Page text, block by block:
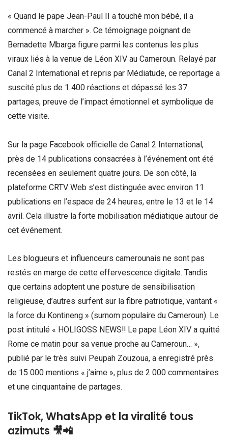
« Quand le pape Jean-Paul II a touché mon bébé, il a
commencé à marcher ». Ce témoignage poignant de
Bernadette Mbarga figure parmi les contenus les plus
viraux liés à la venue de Léon XIV au Cameroun. Relayé par
Canal 2 International et repris par Médiatude, ce reportage a
suscité plus de 1 400 réactions et dépassé les 37
partages, preuve de l’impact émotionnel et symbolique de
cette visite.
Sur la page Facebook officielle de Canal 2 International,
près de 14 publications consacrées à l’événement ont été
recensées en seulement quatre jours. De son côté, la
plateforme CRTV Web s’est distinguée avec environ 11
publications en l’espace de 24 heures, entre le 13 et le 14
avril. Cela illustre la forte mobilisation médiatique autour de
cet événement.
Les blogueurs et influenceurs camerounais ne sont pas
restés en marge de cette effervescence digitale. Tandis
que certains adoptent une posture de sensibilisation
religieuse, d’autres surfent sur la fibre patriotique, vantant «
la force du Kontineng » (surnom populaire du Cameroun). Le
post intitulé « HOLIGOSS NEWS‼️ Le pape Léon XIV a quitté
Rome ce matin pour sa venue proche au Cameroun… »,
publié par le très suivi Peupah Zouzoua, a enregistré près
de 15 000 mentions « j’aime », plus de 2 000 commentaires
et une cinquantaine de partages.
TikTok, WhatsApp et la viralité tous
azimuts 🎥📲